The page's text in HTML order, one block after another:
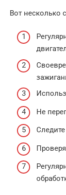
Вот несколько
Не